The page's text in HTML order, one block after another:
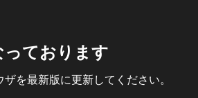
ております
を最新版に更新してください。